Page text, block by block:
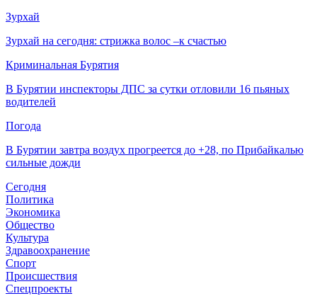
Зурхай
Зурхай на сегодня: стрижка волос –к счастью
Криминальная Бурятия
В Бурятии инспекторы ДПС за сутки отловили 16 пьяных
водителей
Погода
В Бурятии завтра воздух прогреется до +28, по Прибайкалью
сильные дожди
Сегодня
Политика
Экономика
Общество
Культура
Здравоохранение
Спорт
Происшествия
Спецпроекты